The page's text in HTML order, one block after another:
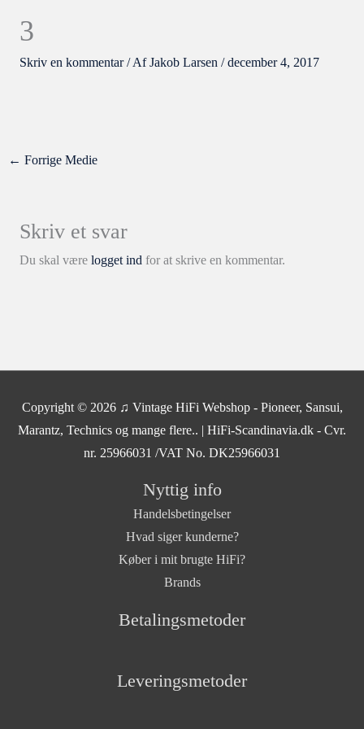
3
Skriv en kommentar / AfJakob Larsen /december 4, 2017
← Forrige Medie
Skriv et svar
Du skal være logget indfor at skrive en kommentar.
Copyright © 2026 ♫ Vintage HiFi Webshop - Pioneer, Sansui,
Marantz, Technics og mange flere.. | HiFi-Scandinavia.dk - Cvr.
nr. 25966031 /VAT No. DK25966031
Nyttig info
Handelsbetingelser
Hvad siger kunderne?
Køber i mit brugte HiFi?
Brands
Betalingsmetoder
Leveringsmetoder